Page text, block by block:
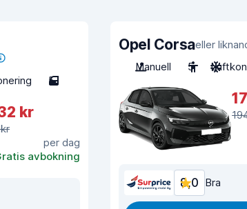
5
kr
per dag
avbokning
Opel Corsaeller
Manuell
5
8,0 Bra